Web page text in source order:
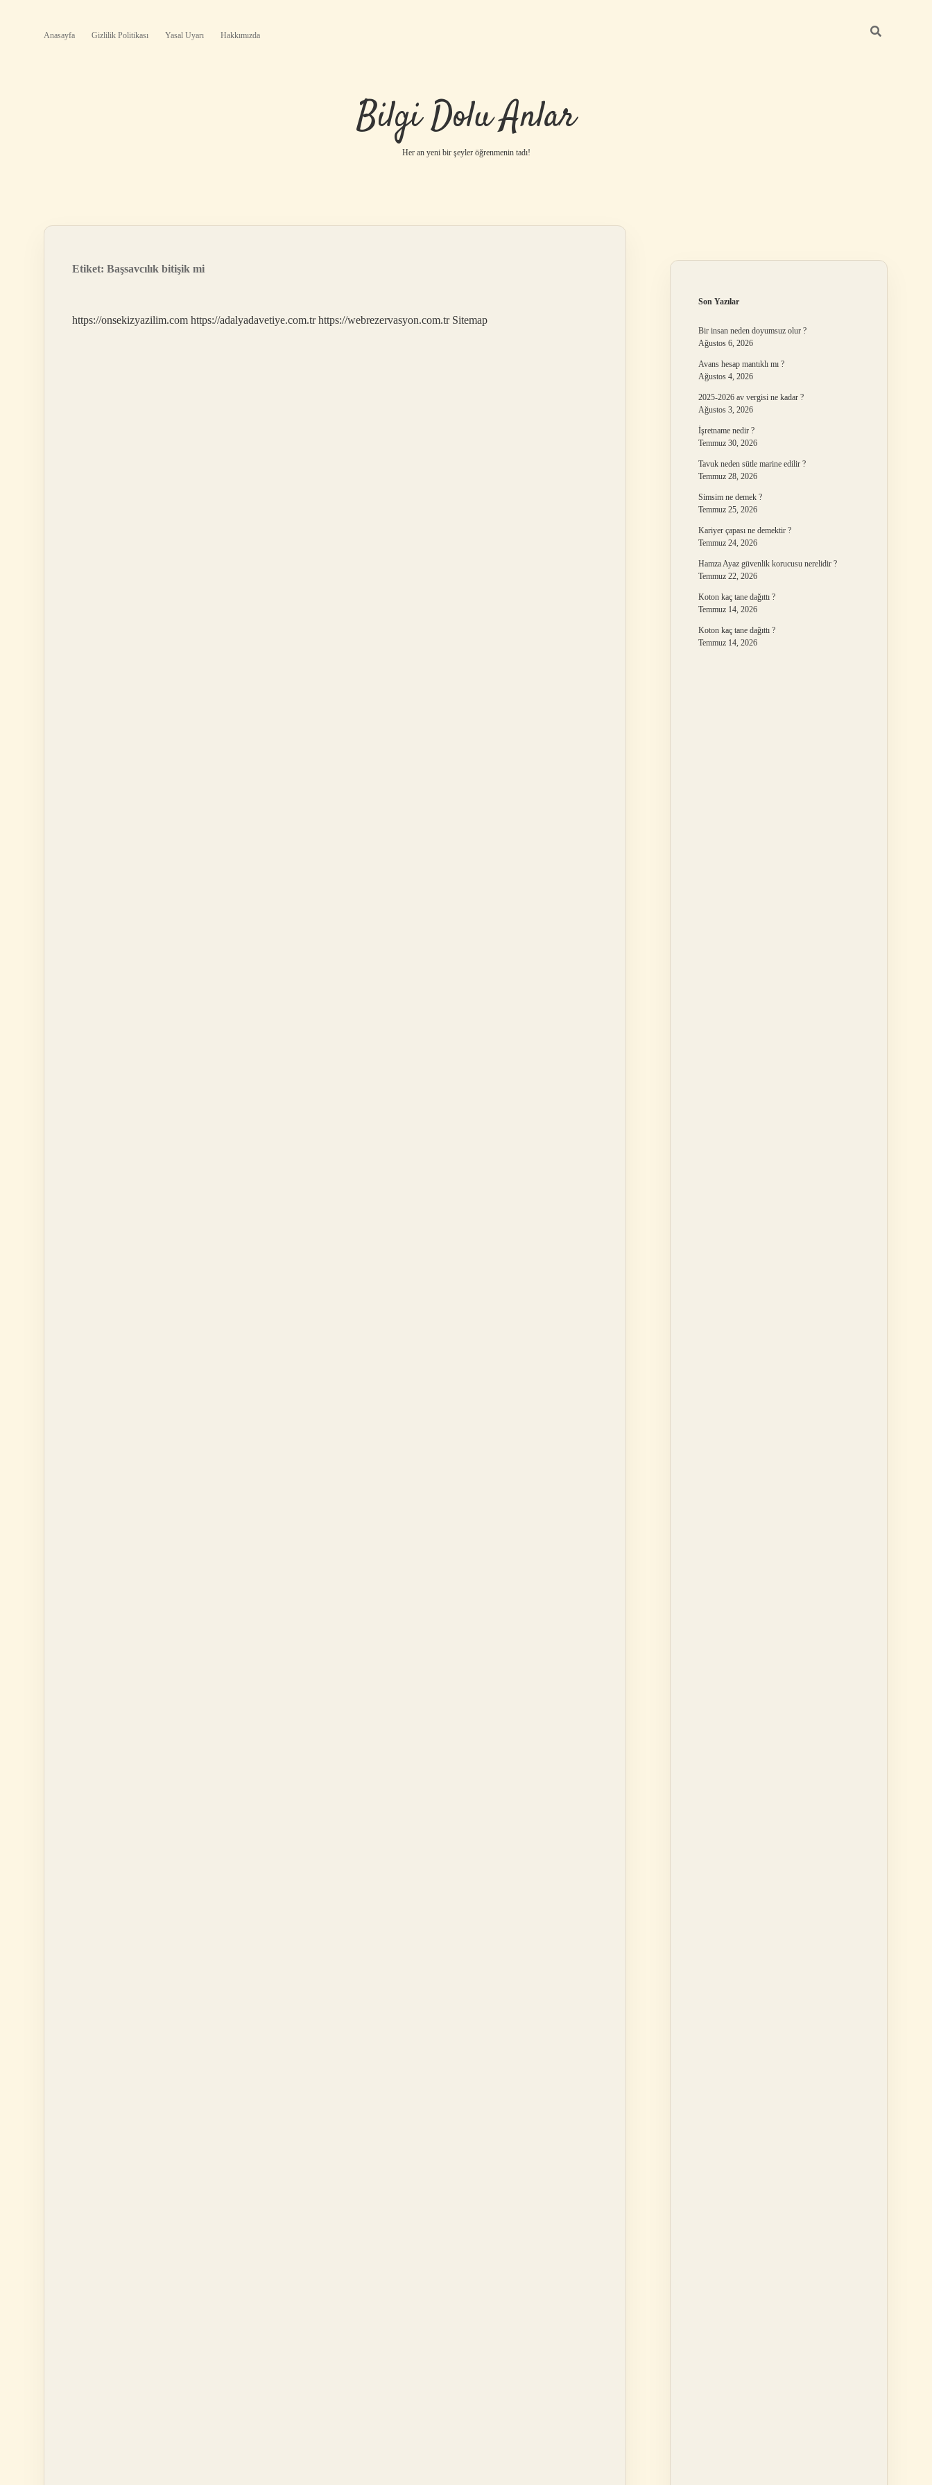
Anasayfa Gizlilik Politikası Yasal Uyarı Hakkımızda
Bilgi Dolu Anlar
Her an yeni bir şeyler öğrenmenin tadı!
Etiket: Başsavcılık bitişik mi
https://onsekizyazilim.com https://adalyadavetiye.com.tr https://webrezervasyon.com.tr Sitemap
Son Yazılar
Bir insan neden doyumsuz olur ?
Ağustos 6, 2026
Avans hesap mantıklı mı ?
Ağustos 4, 2026
2025-2026 av vergisi ne kadar ?
Ağustos 3, 2026
İşretname nedir ?
Temmuz 30, 2026
Tavuk neden sütle marine edilir ?
Temmuz 28, 2026
Simsim ne demek ?
Temmuz 25, 2026
Kariyer çapası ne demektir ?
Temmuz 24, 2026
Hamza Ayaz güvenlik korucusu nerelidir ?
Temmuz 22, 2026
Koton kaç tane dağıttı ?
Temmuz 14, 2026
Koton kaç tane dağıttı ?
Temmuz 14, 2026